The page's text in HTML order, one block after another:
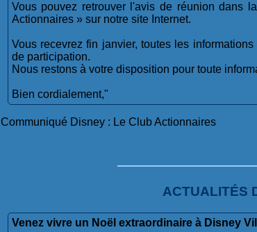
Vous pouvez retrouver l'avis de réunion dans
Actionnaires » sur notre site Internet.
Vous recevrez fin janvier, toutes les
de participation.
Nous restons à votre disposition pour toute
Bien cordialement,"
Communiqué Disney : Le Club Actionnaires
ACTUALITÉS
Venez vivre un Noël extraordinaire à Disney